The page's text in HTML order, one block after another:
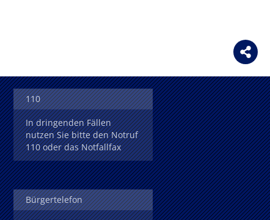
110
In dringenden Fällen
nutzen Sie bitte den Notruf
110 oder das Notfallfax
Bürgertelefon